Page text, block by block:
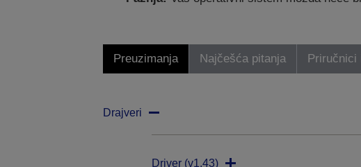
Preuzimanja Najčešća pitanja Priručnici
Drajveri
Driver (v1.43)